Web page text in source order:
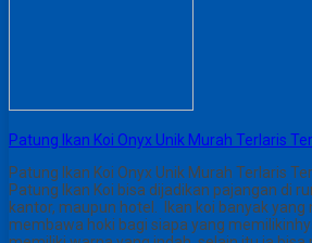
Patung Ikan Koi Onyx Unik Murah Terlaris
Patung Ikan Koi Onyx Unik Murah Terlaris
Patung Ikan Koi bisa dijadikan pajangan di
kantor, maupun hotel. Ikan koi banyak
membawa hoki bagi siapa yang